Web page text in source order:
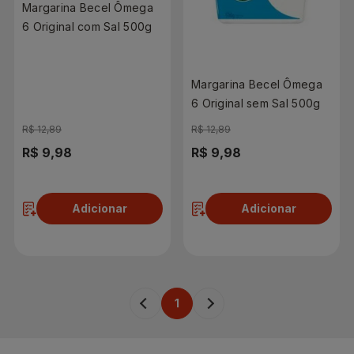
Margarina Becel Ômega
6 Original com Sal 500g
R$ 12,89
R$ 9,98
Adicionar
Margarina Becel Ômega
6 Original sem Sal 500g
R$ 12,89
R$ 9,98
Adicionar
1